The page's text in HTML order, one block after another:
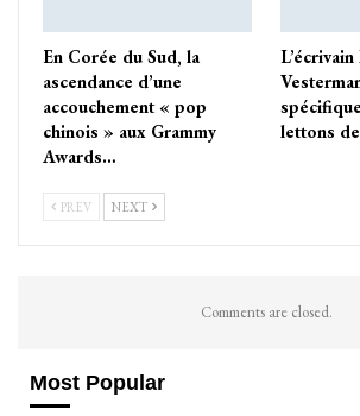
En Corée du Sud, la
ascendance d’une
accouchement « pop
chinois » aux Grammy
Awards…
lettons
PREV NEXT
Comments are closed.
Most Popular